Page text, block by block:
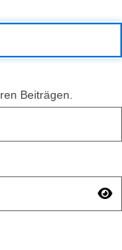
Beiträgen.